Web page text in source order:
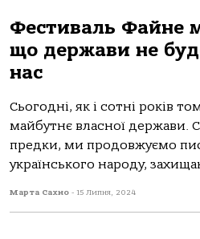
Фестиваль Файне
що держави не
нас
Сьогодні, як і сотні років
майбутнє власної держави.
предки, ми продовжуємо
українського народу,
Марта Сахно - 15 Липня, 2024